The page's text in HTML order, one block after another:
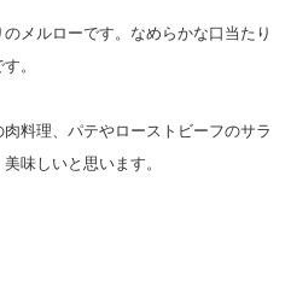
メルローです。なめらかな口当たり
。
料理、 パテやローストビーフのサラ
味しいと思います。